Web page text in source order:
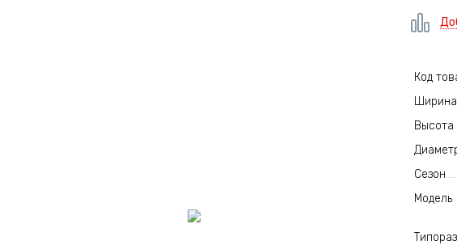
Код
Ширина
Высота
Сезон
Модель